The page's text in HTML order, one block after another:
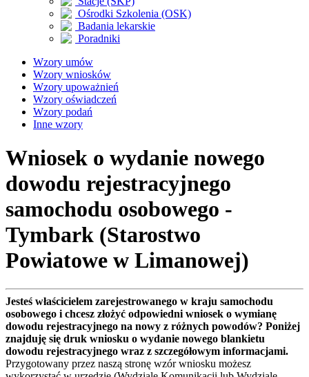
Ośrodki Szkolenia (OSK)
Badania lekarskie
Poradniki
Wzory umów
Wzory wniosków
Wzory upoważnień
Wzory oświadczeń
Wzory podań
Inne wzory
Wniosek o wydanie nowego
dowodu rejestracyjnego
samochodu osobowego -
Tymbark (Starostwo
Powiatowe w Limanowej)
Jesteś właścicielem zarejestrowanego w kraju samochodu
osobowego i chcesz złożyć odpowiedni wniosek o wymianę
dowodu rejestracyjnego na nowy z różnych powodów? Poniżej
znajduję się druk wniosku o wydanie nowego blankietu
dowodu rejestracyjnego wraz z szczegółowym informacjami.
Przygotowany przez naszą stronę wzór wniosku możesz